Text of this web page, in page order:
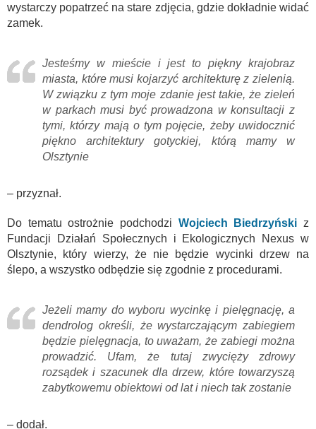
wystarczy popatrzeć na stare zdjęcia, gdzie dokładnie widać
zamek.
Jesteśmy w mieście i jest to piękny krajobraz
miasta, które musi kojarzyć architekturę z zielenią.
W związku z tym moje zdanie jest takie, że zieleń
w parkach musi być prowadzona w konsultacji z
tymi, którzy mają o tym pojęcie, żeby uwidocznić
piękno architektury gotyckiej, którą mamy w
Olsztynie
– przyznał.
Do tematu ostrożnie podchodzi Wojciech Biedrzyński z
Fundacji Działań Społecznych i Ekologicznych Nexus w
Olsztynie, który wierzy, że nie będzie wycinki drzew na
ślepo, a wszystko odbędzie się zgodnie z procedurami.
Jeżeli mamy do wyboru wycinkę i pielęgnację, a
dendrolog określi, że wystarczającym zabiegiem
będzie pielęgnacja, to uważam, że zabiegi można
prowadzić. Ufam, że tutaj zwycięży zdrowy
rozsądek i szacunek dla drzew, które towarzyszą
zabytkowemu obiektowi od lat i niech tak zostanie
– dodał.